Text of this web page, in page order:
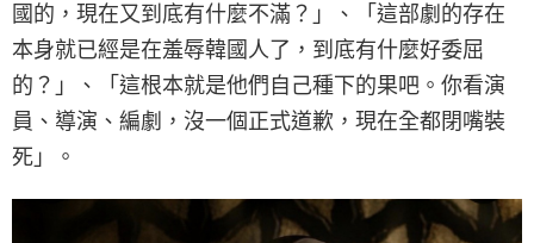
國的，現在又到底有什麼不滿？」、「這部劇的存在
本身就已經是在羞辱韓國人了，到底有什麼好委屈
的？」、「這根本就是他們自己種下的果吧。你看演
員、導演、編劇，沒一個正式道歉，現在全都閉嘴裝
死」。